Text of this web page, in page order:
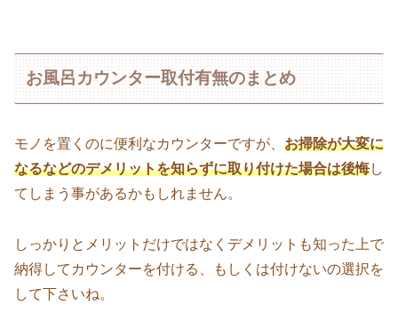
お風呂カウンター取付有無のまとめ
モノを置くのに便利なカウンターですが、 お掃除が大変に
なるなどのデメリットを知らずに取り付けた場合は後悔し
てしまう事があるかもしれません。
しっかりとメリットだけではなくデメリットも知った上で
納得してカウンターを付ける、もしくは付けないの選択を
して下さいね。